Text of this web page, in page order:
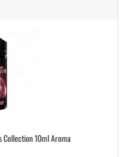
Collection 10ml Aroma